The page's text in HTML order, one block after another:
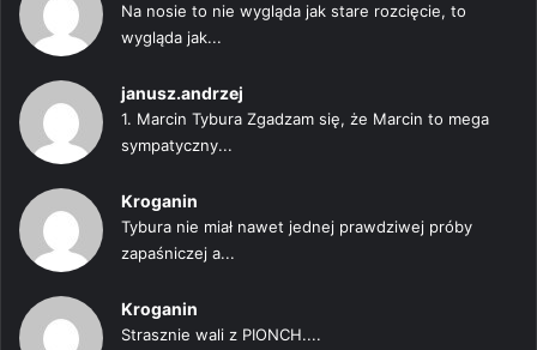
Na nosie to nie wygląda jak stare rozcięcie, to
wygląda jak...
janusz.andrzej
1. Marcin Tybura Zgadzam się, że Marcin to mega
sympatyczny...
Kroganin
Tybura nie miał nawet jednej prawdziwej próby
zapaśniczej a...
Kroganin
Strasznie wali z PIONCH....